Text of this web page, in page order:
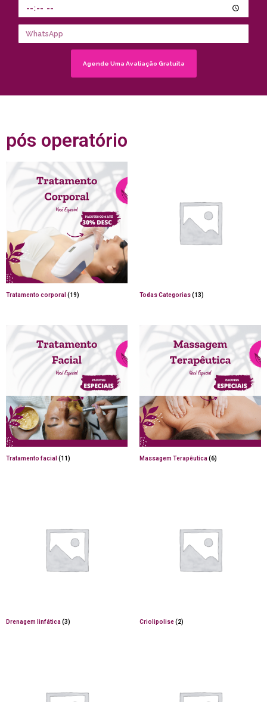
Agende Uma Avaliação Gratuita
pós operatório
Tratamento corporal (19) Todas Categorias(13)
Tratamento facial (11) Massagem Terapêutica (6)
Drenagem linfática (3) Criolipolise(2)